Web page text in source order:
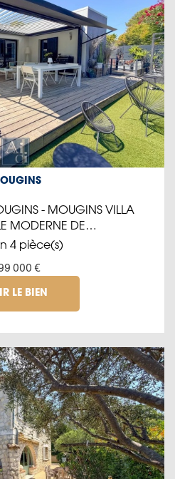
- MOUGINS VILLA
MODERNE DE…
4 pièce(s)
000 €
LE BIEN